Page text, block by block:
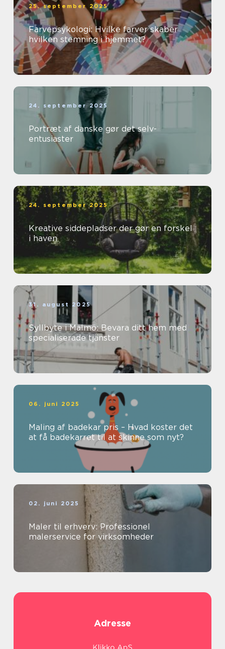
25. september 2025
Farvepsykologi: Hvilke farver skaber
hvilken stemning i hjemmet?
24. september 2025
Portræt af danske gør det selv-
entusiaster
24. september 2025
Kreative siddepladser der gør en forskel
i haven
31. august 2025
Syllbyte i Malmö: Bevara ditt hem med
specialiserade tjänster
06. juni 2025
Maling af badekar pris – Hvad koster det
at få badekarret til at skinne som nyt?
02. juni 2025
Maler til erhverv: Professionel
malerservice for virksomheder
Adresse